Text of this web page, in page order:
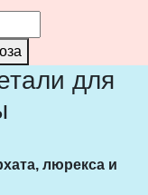
для
люрекса и